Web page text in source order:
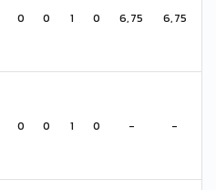
0 0 1 0 6,75 6,75
0 0 1 0 - -